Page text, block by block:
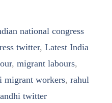
national congress
twitter, Latest India
, migrant labours,
migrant workers, rahul
twitter